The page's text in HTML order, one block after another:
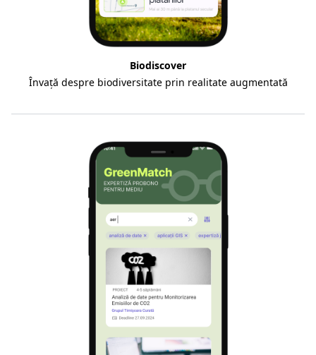
Biodiscover
Învață despre biodiversitate prin realitate augmentată